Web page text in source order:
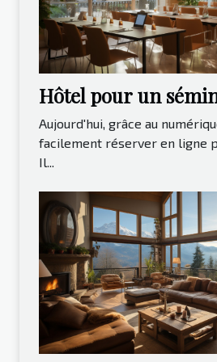
Hôtel pour un
Aujourd'hui, grâce au
facilement réserver en ligne
Il...